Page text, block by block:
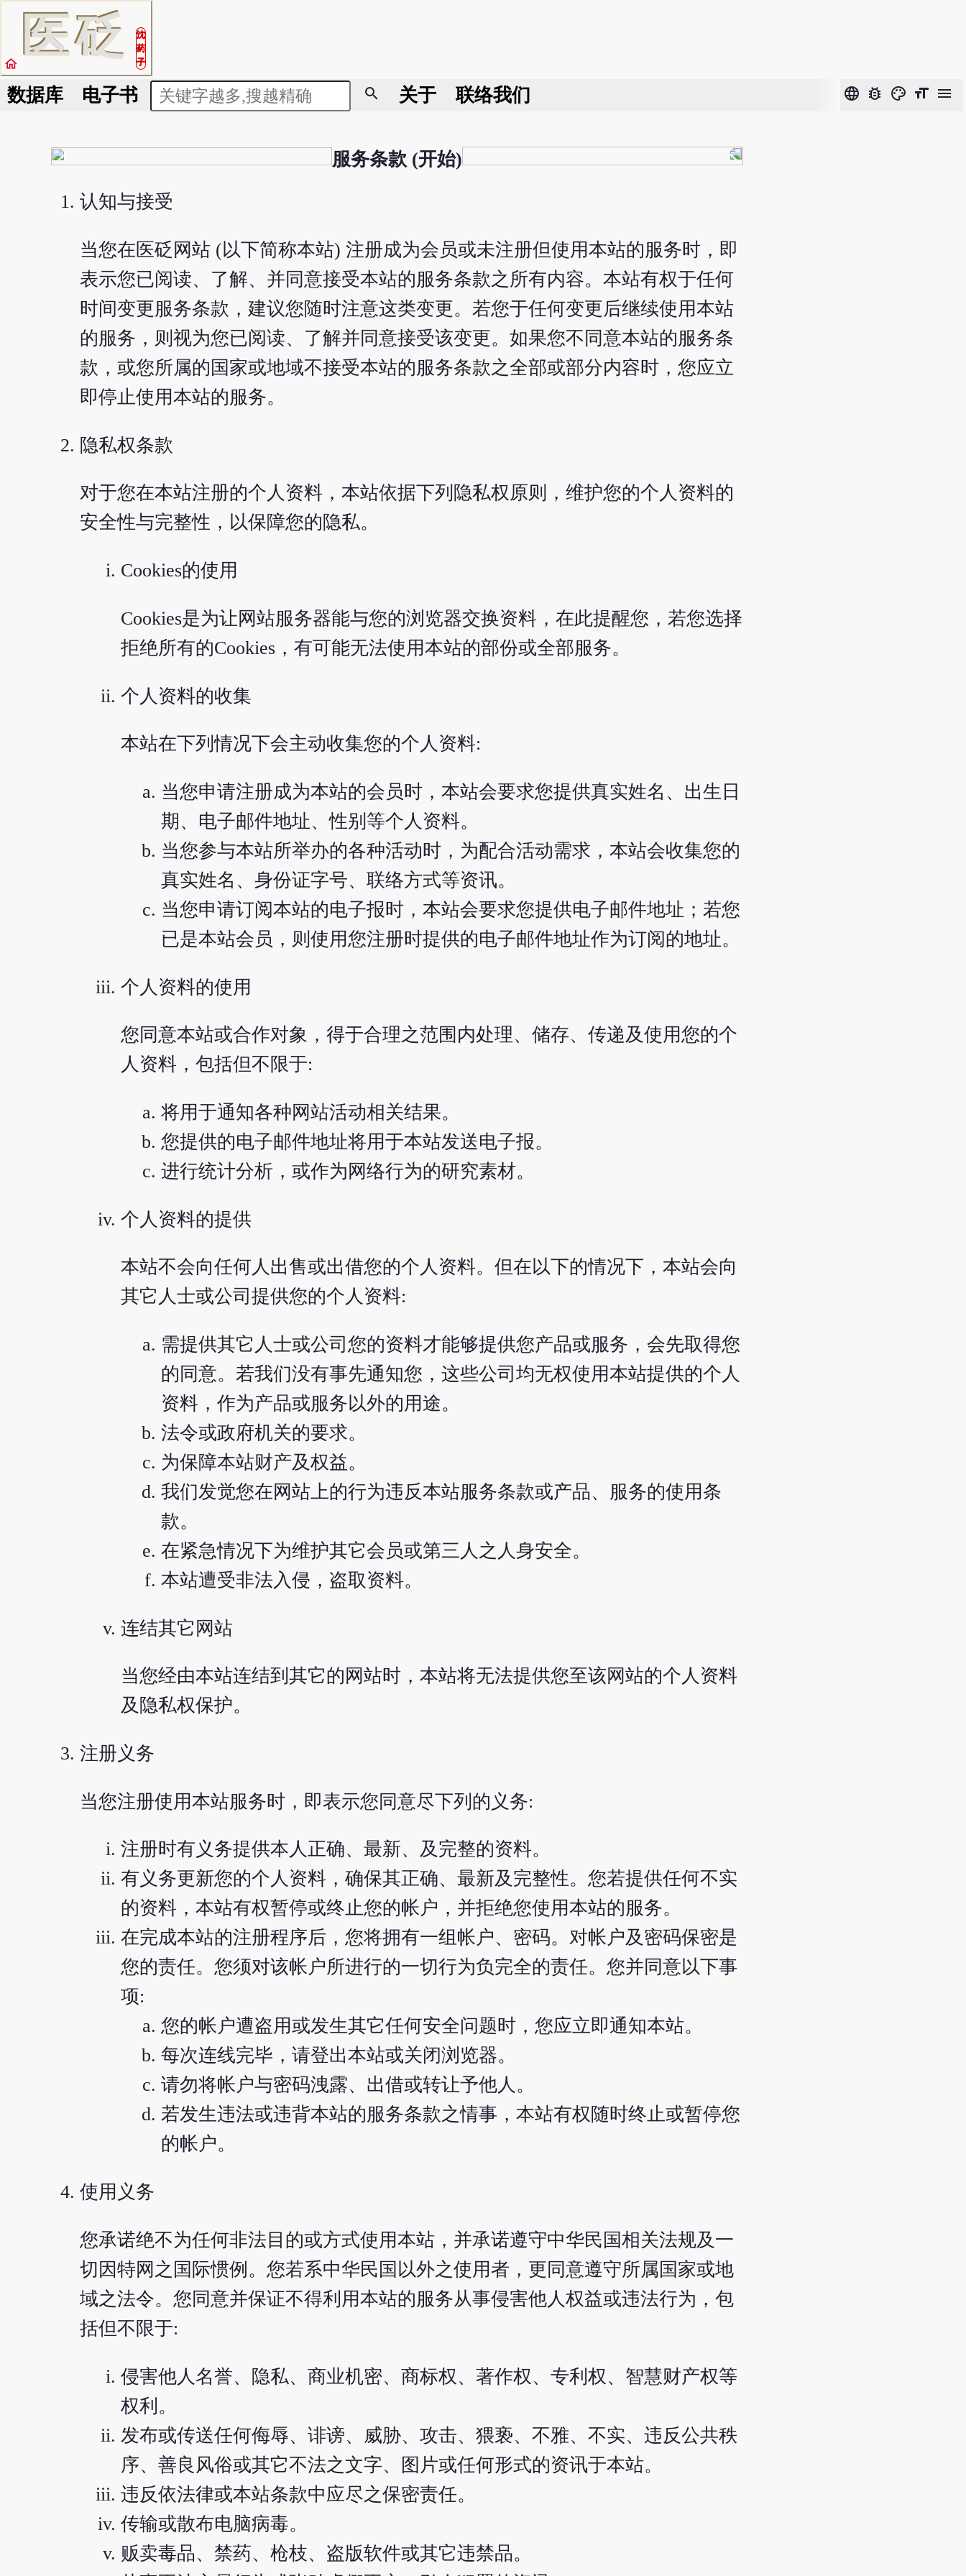
医砭
沈
药
子
home
数据库 电子书 search 关于 联络我们 language bug_report color_lens format_size menu
服务条款 (开始)
认知与接受
当您在医砭网站 (以下简称本站) 注册成为会员或未注册但使用本站的服务时，即
表示您已阅读、了解、并同意接受本站的服务条款之所有内容。本站有权于任何
时间变更服务条款，建议您随时注意这类变更。若您于任何变更后继续使用本站
的服务，则视为您已阅读、了解并同意接受该变更。如果您不同意本站的服务条
款，或您所属的国家或地域不接受本站的服务条款之全部或部分内容时，您应立
即停止使用本站的服务。
隐私权条款
对于您在本站注册的个人资料，本站依据下列隐私权原则，维护您的个人资料的
安全性与完整性，以保障您的隐私。
Cookies的使用
Cookies是为让网站服务器能与您的浏览器交换资料，在此提醒您，若您选择
拒绝所有的Cookies，有可能无法使用本站的部份或全部服务。
个人资料的收集
本站在下列情况下会主动收集您的个人资料:
当您申请注册成为本站的会员时，本站会要求您提供真实姓名、出生日
期、电子邮件地址、性别等个人资料。
当您参与本站所举办的各种活动时，为配合活动需求，本站会收集您的
真实姓名、身份证字号、联络方式等资讯。
当您申请订阅本站的电子报时，本站会要求您提供电子邮件地址；若您
已是本站会员，则使用您注册时提供的电子邮件地址作为订阅的地址。
个人资料的使用
您同意本站或合作对象，得于合理之范围内处理、储存、传递及使用您的个
人资料，包括但不限于:
将用于通知各种网站活动相关结果。
您提供的电子邮件地址将用于本站发送电子报。
进行统计分析，或作为网络行为的研究素材。
个人资料的提供
本站不会向任何人出售或出借您的个人资料。但在以下的情况下，本站会向
其它人士或公司提供您的个人资料:
需提供其它人士或公司您的资料才能够提供您产品或服务，会先取得您
的同意。若我们没有事先通知您，这些公司均无权使用本站提供的个人
资料，作为产品或服务以外的用途。
法令或政府机关的要求。
为保障本站财产及权益。
我们发觉您在网站上的行为违反本站服务条款或产品、服务的使用条
款。
在紧急情况下为维护其它会员或第三人之人身安全。
本站遭受非法入侵，盗取资料。
连结其它网站
当您经由本站连结到其它的网站时，本站将无法提供您至该网站的个人资料
及隐私权保护。
注册义务
当您注册使用本站服务时，即表示您同意尽下列的义务:
注册时有义务提供本人正确、最新、及完整的资料。
有义务更新您的个人资料，确保其正确、最新及完整性。您若提供任何不实
的资料，本站有权暂停或终止您的帐户，并拒绝您使用本站的服务。
在完成本站的注册程序后，您将拥有一组帐户、密码。对帐户及密码保密是
您的责任。您须对该帐户所进行的一切行为负完全的责任。您并同意以下事
项:
您的帐户遭盗用或发生其它任何安全问题时，您应立即通知本站。
每次连线完毕，请登出本站或关闭浏览器。
请勿将帐户与密码洩露、出借或转让予他人。
若发生违法或违背本站的服务条款之情事，本站有权随时终止或暂停您
的帐户。
使用义务
您承诺绝不为任何非法目的或方式使用本站，并承诺遵守中华民国相关法规及一
切因特网之国际惯例。您若系中华民国以外之使用者，更同意遵守所属国家或地
域之法令。您同意并保证不得利用本站的服务从事侵害他人权益或违法行为，包
括但不限于:
侵害他人名誉、隐私、商业机密、商标权、著作权、专利权、智慧财产权等
权利。
发布或传送任何侮辱、诽谤、威胁、攻击、猥亵、不雅、不实、违反公共秩
序、善良风俗或其它不法之文字、图片或任何形式的资讯于本站。
违反依法律或本站条款中应尽之保密责任。
传输或散布电脑病毒。
贩卖毒品、禁药、枪枝、盗版软件或其它违禁品。